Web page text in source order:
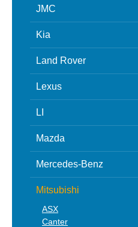
JMC
Kia
Land Rover
Lexus
LI
Mazda
Mercedes-Benz
Mitsubishi
ASX
Canter